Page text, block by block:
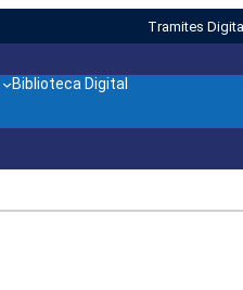
Tramites
Biblioteca Digital